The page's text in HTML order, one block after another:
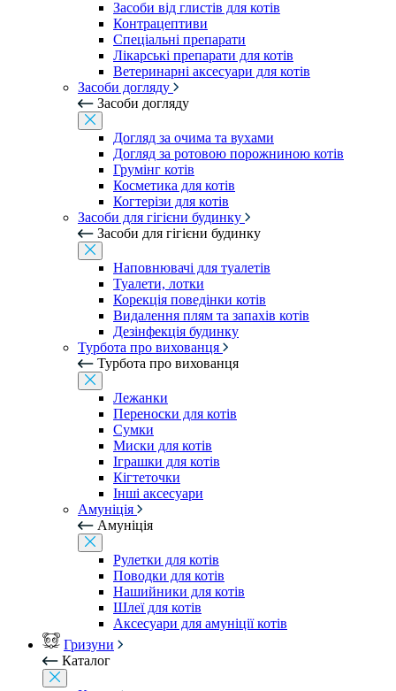
Засоби від глистів для котів
Контрацептиви
Спеціальні препарати
Лікарські препарати для котів
Ветеринарні аксесуари для котів
Засоби догляду
Засоби догляду
Догляд за очима та вухами
Догляд за ротовою порожниною котів
Грумінг котів
Косметика для котів
Когтерізи для котів
Засоби для гігієни будинку
Засоби для гігієни будинку
Наповнювачі для туалетів
Туалети, лотки
Корекція поведінки котів
Видалення плям та запахів котів
Дезінфекція будинку
Турбота про вихованця
Турбота про вихованця
Лежанки
Переноски для котів
Сумки
Миски для котів
Іграшки для котів
Кігтеточки
Інші аксесуари
Амуніція
Амуніція
Рулетки для котів
Поводки для котів
Нашийники для котів
Шлеї для котів
Аксесуари для амуніції котів
Гризуни
Каталог